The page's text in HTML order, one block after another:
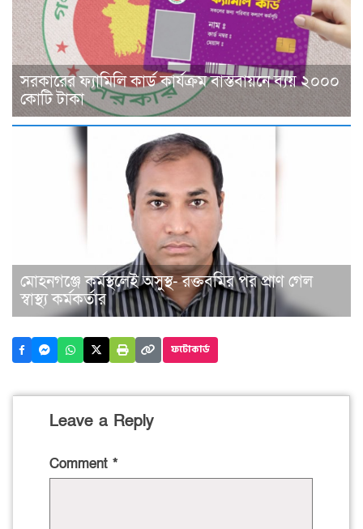
সরকারের ফ্যামিলি কার্ড কার্যক্রম বাস্তবায়নে ব্যয় ২০০০
কোটি টাকা
মোহনগঞ্জে কর্মস্থলেই অসুস্থ- রক্তবমির পর প্রাণ গেল
স্বাস্থ্য কর্মকর্তার
ফটোকার্ড
Leave a Reply
Comment *